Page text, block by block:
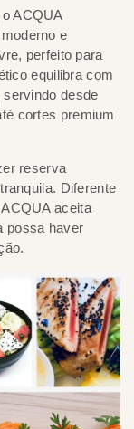
ACQUA
e
perfeito para
equilibra com
desde
cortes premium
reserva
Diferente
aceita
possa haver